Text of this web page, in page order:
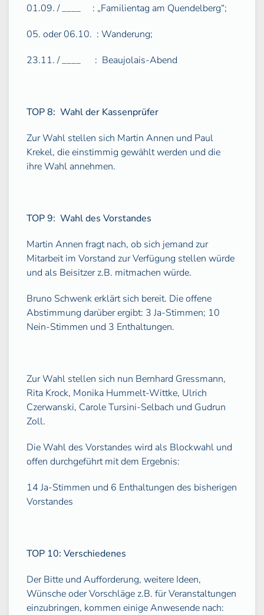
01.09. / ____
: „Familientag am Quendelberg“;
05. oder 06.10. : Wanderung;
23.11. / ____
: Beaujolais-Abend
TOP 8: Wahl der Kassenprüfer
Zur Wahl stellen sich Martin Annen und Paul
Krekel, die einstimmig gewählt werden und die
ihre Wahl annehmen.
TOP 9: Wahl des Vorstandes
Martin Annen fragt nach, ob sich jemand zur
Mitarbeit im Vorstand zur Verfügung stellen würde
und als Beisitzer z.B. mitmachen würde.
Bruno Schwenk erklärt sich bereit. Die offene
Abstimmung darüber ergibt: 3 Ja-Stimmen; 10
Nein-Stimmen und 3 Enthaltungen.
Zur Wahl stellen sich nun Bernhard Gressmann,
Rita Krock, Monika Hummelt-Wittke, Ulrich
Czerwanski, Carole Tursini-Selbach und Gudrun
Zoll.
Die Wahl des Vorstandes wird als Blockwahl und
offen durchgeführt mit dem Ergebnis:
14 Ja-Stimmen und 6 Enthaltungen des bisherigen
Vorstandes
TOP 10: Verschiedenes
Der Bitte und Aufforderung, weitere Ideen,
Wünsche oder Vorschläge z.B. für Veranstaltungen
einzubringen, kommen einige Anwesende nach: